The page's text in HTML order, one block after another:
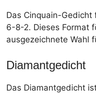
Das Cinquain-
6-8-2. Dieses Format
ausgezeichnete Wahl
Diamantgedicht
Das Diamantgedicht